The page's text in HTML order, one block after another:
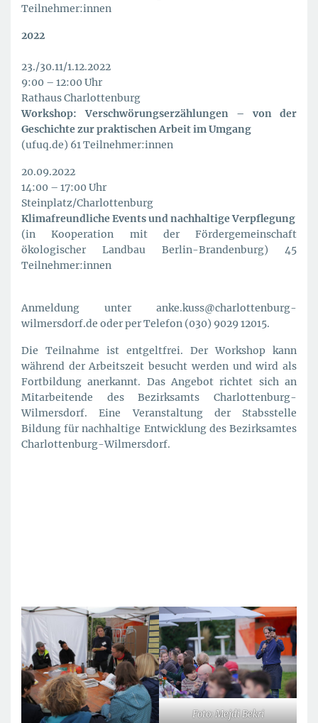
Teilnehmer:innen
2022
23./30.11/1.12.2022
9:00 – 12:00 Uhr
Rathaus Charlottenburg
Workshop: Verschwörungserzählungen – von der
Geschichte zur praktischen Arbeit im Umgang
(ufuq.de) 61 Teilnehmer:innen
20.09.2022
14:00 – 17:00 Uhr
Steinplatz/Charlottenburg
Klimafreundliche Events und nachhaltige Verpflegung
(in Kooperation mit der Fördergemeinschaft
ökologischer Landbau Berlin-Brandenburg) 45
Teilnehmer:innen
Anmeldung unter anke.kuss@charlottenburg-
wilmersdorf.de oder per Telefon (030) 9029 12015.
Die Teilnahme ist entgeltfrei. Der Workshop kann
während der Arbeitszeit besucht werden und wird als
Fortbildung anerkannt. Das Angebot richtet sich an
Mitarbeitende des Bezirksamts Charlottenburg-
Wilmersdorf. Eine Veranstaltung der Stabsstelle
Bildung für nachhaltige Entwicklung des Bezirksamtes
Charlottenburg-Wilmersdorf.
Foto: Mejdi Bekri